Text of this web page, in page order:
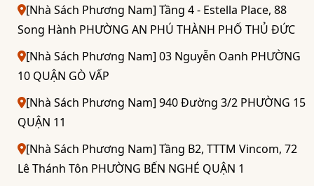
[Nhà Sách Phương Nam] Tầng 4 - Estella Place, 88
Song Hành PHƯỜNG AN PHÚ THÀNH PHỐ THỦ ĐỨC
[Nhà Sách Phương Nam] 03 Nguyễn Oanh PHƯỜNG
10 QUẬN GÒ VẤP
[Nhà Sách Phương Nam] 940 Đường 3/2 PHƯỜNG 15
QUẬN 11
[Nhà Sách Phương Nam] Tầng B2, TTTM Vincom, 72
Lê Thánh Tôn PHƯỜNG BẾN NGHÉ QUẬN 1